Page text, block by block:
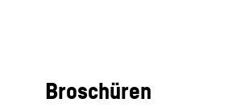
Broschüren